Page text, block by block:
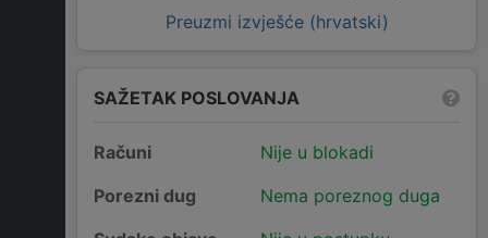
Preuzmi izvješće (hrvatski)
SAŽETAK POSLOVANJA
Računi
Nije u blokadi
Porezni dug
Nema poreznog duga